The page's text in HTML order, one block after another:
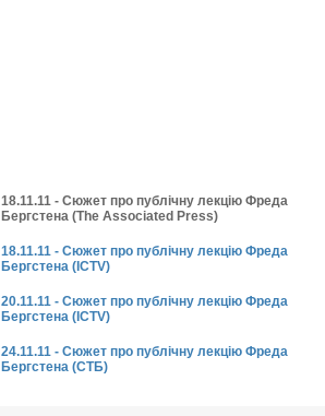
18.11.11 - Сюжет про публічну лекцію Фреда
Бергстена (The Associated Press)
18.11.11 - Сюжет про публічну лекцію Фреда
Бергстена (ICTV)
20.11.11 - Сюжет про публічну лекцію Фреда
Бергстена (ICTV)
24.11.11 - Сюжет про публічну лекцію Фреда
Бергстена (СТБ)